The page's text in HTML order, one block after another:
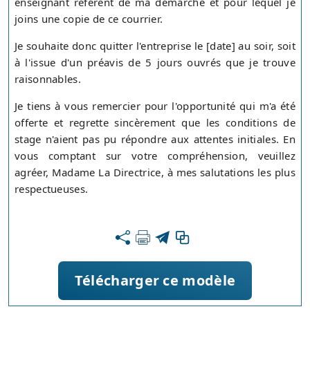
joins une copie de ce courrier.
Je souhaite donc quitter l'entreprise le [date] au soir, soit
à l'issue d'un préavis de 5 jours ouvrés que je trouve
raisonnables.
Je tiens à vous remercier pour l'opportunité qui m'a été
offerte et regrette sincèrement que les conditions de
stage n'aient pas pu répondre aux attentes initiales. En
vous comptant sur votre compréhension, veuillez
agréer, Madame La Directrice, à mes salutations les plus
respectueuses.
Télécharger ce modèle